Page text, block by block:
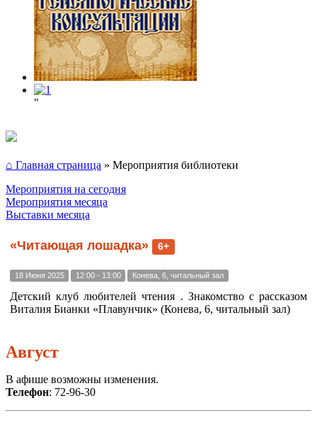
"
⌂ Главная страница » Мероприятия библиотеки
Мероприятия на сегодня
Мероприятия месяца
Выставки месяца
«Читающая лошадка» 6+
18 Июня 2025 12:00 - 13:00 Конева, 6, читальный зал
Детский клуб любителей чтения . Знакомство с рассказом
Виталия Бианки «Плавунчик» (Конева, 6, читальный зал)
Август
В афише возможны изменения.
Телефон: 72-96-30